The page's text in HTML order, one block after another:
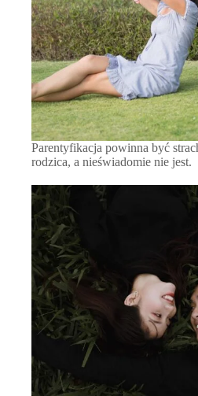
Parentyfikacja powinna być
rodzica, a nieświadomie nie jest.